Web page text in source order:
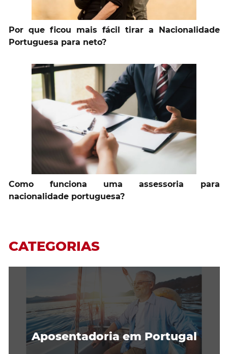
Por que ficou mais fácil tirar a Nacionalidade
Portuguesa para neto?
Como funciona uma assessoria para
nacionalidade portuguesa?
CATEGORIAS
Aposentadoria em Portugal